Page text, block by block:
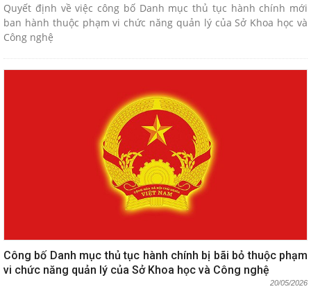
Quyết định về việc công bố Danh mục thủ tục hành chính mới
ban hành thuộc phạm vi chức năng quản lý của Sở Khoa học và
Công nghệ
Công bố Danh mục thủ tục hành chính bị bãi bỏ thuộc phạm
vi chức năng quản lý của Sở Khoa học và Công nghệ
20/05/2026